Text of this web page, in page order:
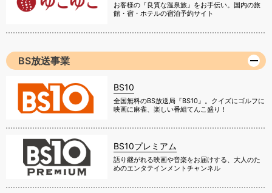
お客様の『良質な温泉旅』をお手伝い。国内の旅
館・宿・ホテルの宿泊予約サイト
BS放送事業
BS10
全国無料のBS放送局『BS10』。クイズにゴルフに
映画に麻雀、楽しい番組てんこ盛り！
BS10プレミアム
語り継がれる映画や音楽をお届けする、大人のた
めのエンタテインメントチャンネル